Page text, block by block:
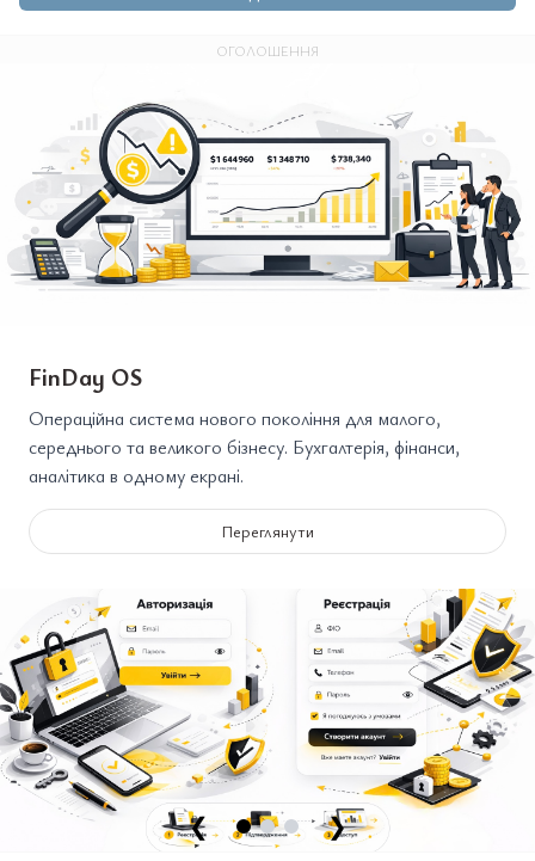
ОГОЛОШЕННЯ
FinDay OS
Операційна система нового покоління для малого,
середнього та великого бізнесу. Бухгалтерія, фінанси,
аналітика в одному екрані.
Переглянути
❮ ❯